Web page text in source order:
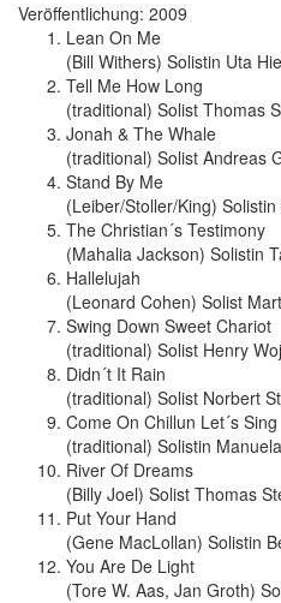
Veröffentlichung: 2009
Lean On Me
(Bill Withers) Solistin Uta
Tell Me How Long
(traditional) Solist Thomas
Jonah & The Whale
(traditional) Solist Andreas
Stand By Me
(Leiber/Stoller/King)
The Christian´s Testimony
(Mahalia Jackson) Solistin
Hallelujah
(Leonard Cohen) Solist
Swing Down Sweet Chariot
(traditional) Solist Henry
Didn´t It Rain
(traditional) Solist Norbert
Come On Chillun Let´s Sing
(traditional) Solistin
River Of Dreams
(Billy Joel) Solist Thomas
Put Your Hand
(Gene MacLollan) Solistin
You Are De Light
(Tore W. Aas, Jan Groth)